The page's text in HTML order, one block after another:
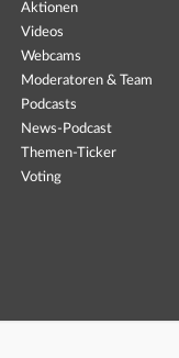
Aktionen
Videos
Webcams
Moderatoren & Team
Podcasts
News-Podcast
Themen-Ticker
Voting